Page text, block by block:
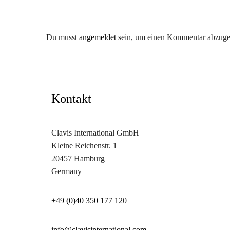
Du musst angemeldet sein, um einen Kommentar
Kontakt
Clavis International GmbH
Kleine Reichenstr. 1
20457 Hamburg
Germany
+49 (0)40 350 177 1 20